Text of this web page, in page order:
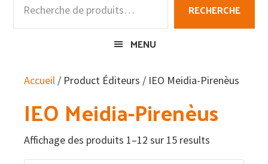
pour :
RECHERCHE
MENU
Accueil / Product Éditeurs / IEO Meidia-Pirenèus
IEO Meidia-Pirenèus
Affichage des produits 1–12 sur 15 results